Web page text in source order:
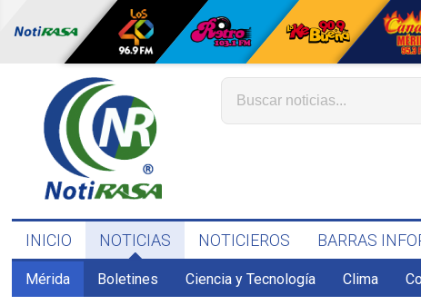
INICIO NOTICIAS NOTICIEROS BARRAS
Mérida Boletines Ciencia y Tecnología Clima